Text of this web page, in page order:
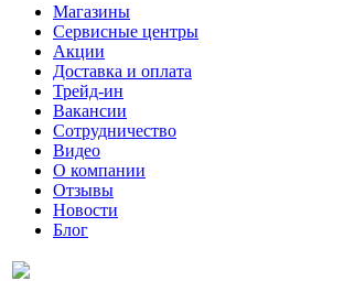
Магазины
Сервисные центры
Акции
Доставка и оплата
Трейд-ин
Вакансии
Сотрудничество
Видео
О компании
Отзывы
Новости
Блог